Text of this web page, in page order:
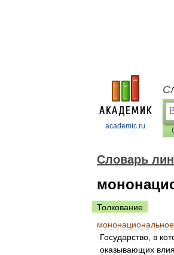
academic.ru
Словарь
Толкование
мононациональное
Государство в
оказывающих